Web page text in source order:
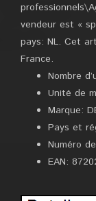
vendeur est «
pays: NL. Cet
France.
Nombre
Unité de
Marque:
Pays et
Numéro
EAN: